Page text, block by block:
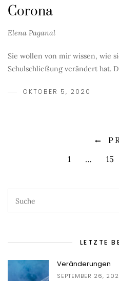
Corona
Elena Paganal
Sie wollen von mir wissen, wie
Schulschließung verändert hat.
OKTOBER 5, 2020
1
… 15
LETZTE
Veränderungen
SEPTEMBER 26,